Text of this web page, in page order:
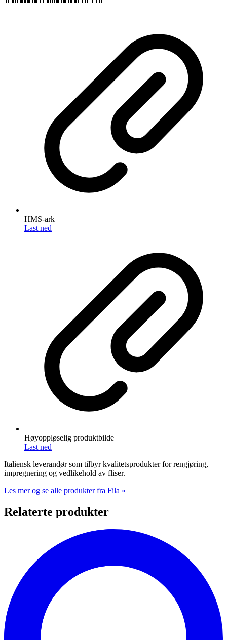
HMS-ark
Last ned
Høyoppløselig produktbilde
Last ned
Italiensk leverandør som tilbyr kvalitetsprodukter for rengjøring,
impregnering og vedlikehold av fliser.
Les mer og se alle produkter fra Fila »
Relaterte produkter